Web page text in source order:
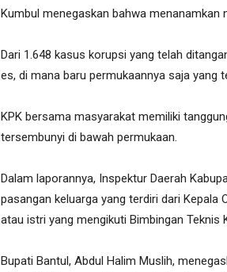
Kumbul menegaskan bahwa
Dari 1.648 kasus korupsi yang telah
es, di mana baru permukaannya saja yang
KPK bersama masyarakat memiliki
tersembunyi di bawah permukaan.
Dalam laporannya, Inspektur Daerah
pasangan keluarga yang terdiri dari Kepala
atau istri yang mengikuti Bimbingan Teknis
Bupati Bantul, Abdul Halim Muslih,